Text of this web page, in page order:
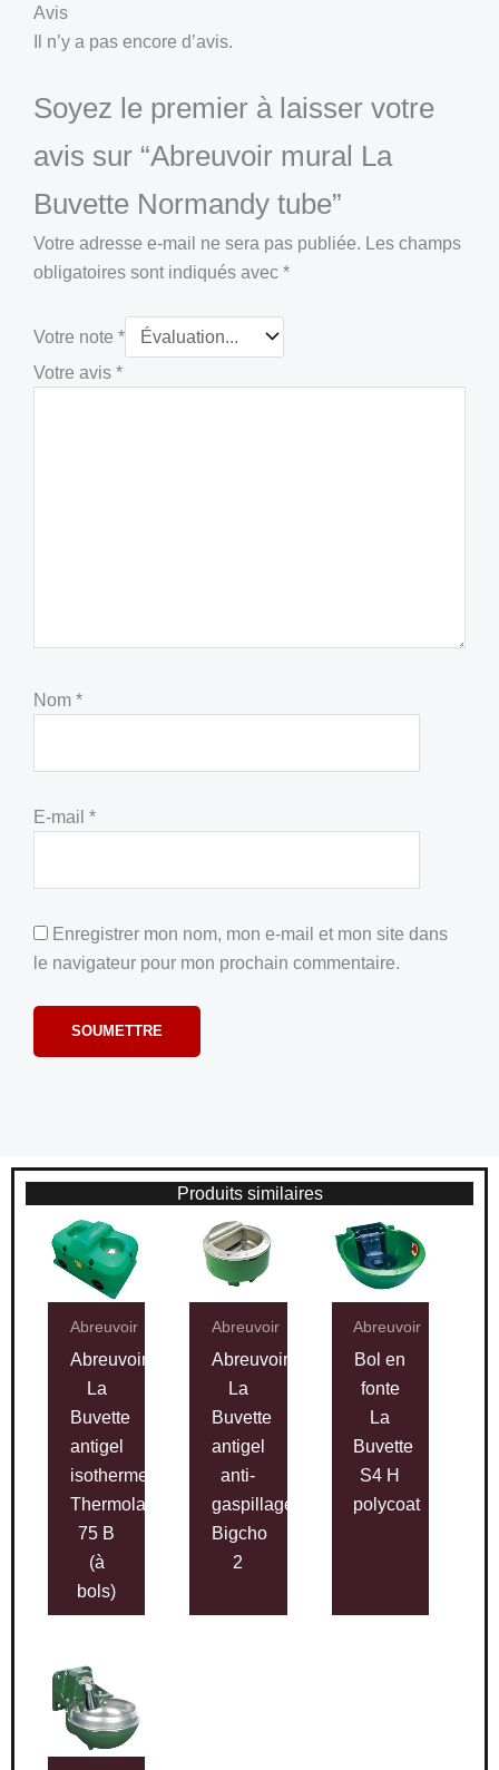
Avis
Il n’y a pas encore d’avis.
Soyez le premier à laisser votre
avis sur “Abreuvoir mural La
Buvette Normandy tube”
Votre adresse e-mail ne sera pas publiée. Les champs
obligatoires sont indiqués avec *
Votre note *
Votre avis *
Nom *
E-mail *
Enregistrer mon nom, mon e-mail et mon site dans
le navigateur pour mon prochain commentaire.
Produits similaires
Abreuvoir
Abreuvoir
La
Buvette
antigel
isotherme
Thermolac
75 B
(à
bols)
Abreuvoir
Abreuvoir
La
Buvette
antigel
anti-
gaspillage
Bigcho
2
Abreuvoir
Bol en
fonte
La
Buvette
S4 H
polycoat